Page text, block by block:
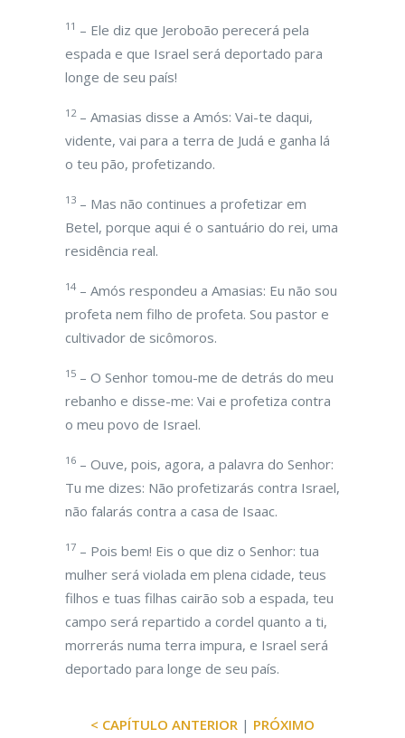
11 – Ele diz que Jeroboão perecerá pela
espada e que Israel será deportado para
longe de seu país!
12– Amasias disse a Amós: Vai-te daqui,
vidente, vai para a terra de Judá e ganha lá
o teu pão, profetizando.
13 – Mas não continues a profetizar em
Betel, porque aqui é o santuário do rei, uma
residência real.
14 – Amós respondeu a Amasias: Eu não sou
profeta nem filho de profeta. Sou pastor e
cultivador de sicômoros.
15 – O Senhor tomou-me de detrás do meu
rebanho e disse-me: Vai e profetiza contra
o meu povo de Israel.
16 – Ouve, pois, agora, a palavra do Senhor:
Tu me dizes: Não profetizarás contra Israel,
não falarás contra a casa de Isaac.
17 – Pois bem! Eis o que diz o Senhor: tua
mulher será violada em plena cidade, teus
filhos e tuas filhas cairão sob a espada, teu
campo será repartido a cordel quanto a ti,
morrerás numa terra impura, e Israel será
deportado para longe de seu país.
< CAPÍTULO ANTERIOR | PRÓXIMO